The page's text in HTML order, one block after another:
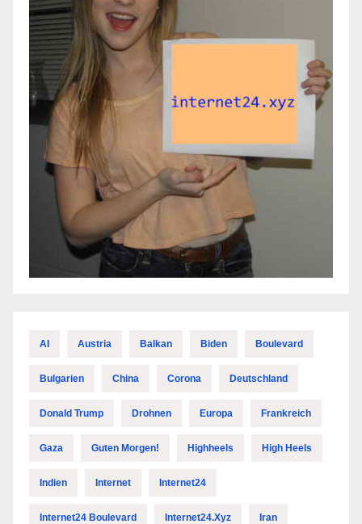
AI Austria Balkan Biden Boulevard
Bulgarien China Corona Deutschland
Donald Trump Drohnen Europa Frankreich
Gaza Guten Morgen! Highheels High Heels
Indien Internet Internet24
Internet24 Boulevard Internet24.xyz Iran